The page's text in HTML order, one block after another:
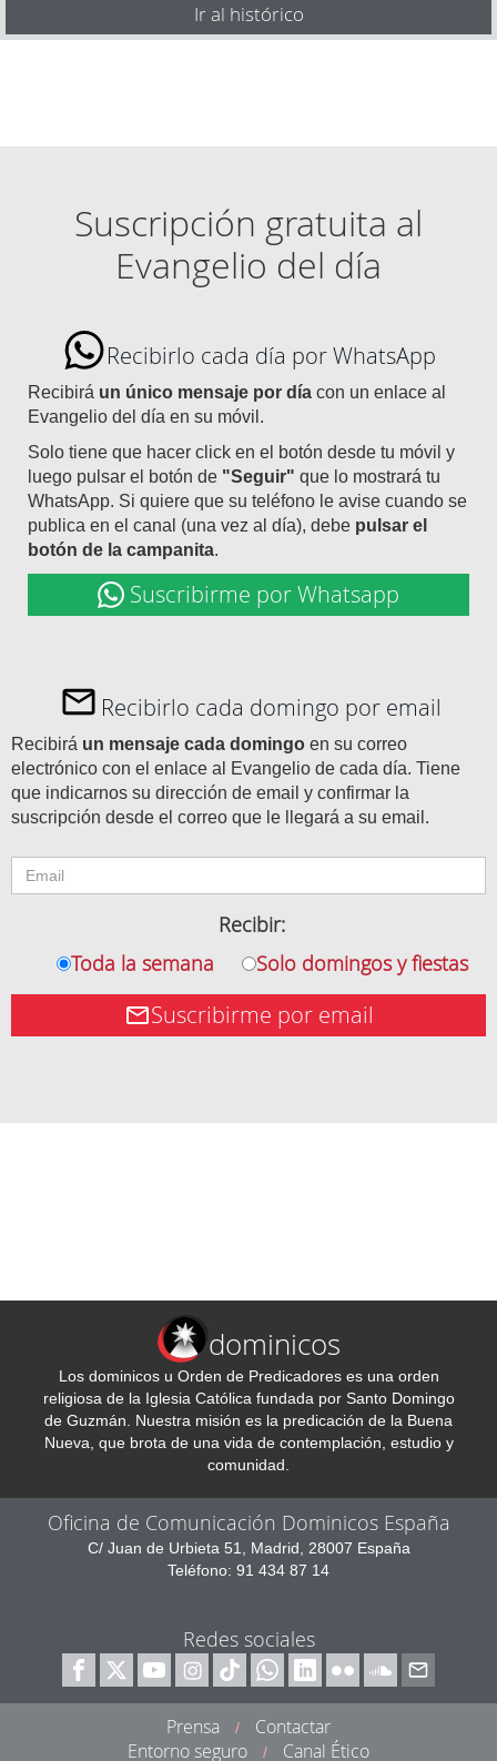
Ir al histórico
Suscripción gratuita al
Evangelio del día
Recibirlo cada día por WhatsApp
Recibirá un único mensaje por día con un enlace al
Evangelio del día en su móvil.
Solo tiene que hacer click en el botón desde tu móvil y
luego pulsar el botón de "Seguir" que lo mostrará tu
WhatsApp. Si quiere que su teléfono le avise cuando se
publica en el canal (una vez al día), debe pulsar el
botón de la campanita.
Suscribirme por Whatsapp
Recibirlo cada domingo por email
Recibirá un mensaje cada domingo en su correo
electrónico con el enlace al Evangelio de cada día. Tiene
que indicarnos su dirección de email y confirmar la
suscripción desde el correo que le llegará a su email.
Recibir:
Toda la semana
Solo domingos y fiestas
Suscribirme por email
dominicos
Los dominicos u Orden de Predicadores es una orden
religiosa de la Iglesia Católica fundada por Santo Domingo
de Guzmán. Nuestra misión es la predicación de la Buena
Nueva, que brota de una vida de contemplación, estudio y
comunidad.
Oficina de Comunicación Dominicos España
C/ Juan de Urbieta 51, Madrid, 28007 España
Teléfono: 91 434 87 14
Redes sociales
Prensa /
Contactar
Entorno seguro
/ Canal Ético